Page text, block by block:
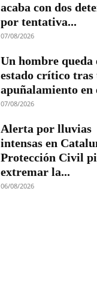
acaba con dos
por tentativa...
07/08/2026
Un hombre queda
estado crítico tras
apuñalamiento en
07/08/2026
Alerta por lluvias
intensas en
Protección Civil
extremar la...
06/08/2026